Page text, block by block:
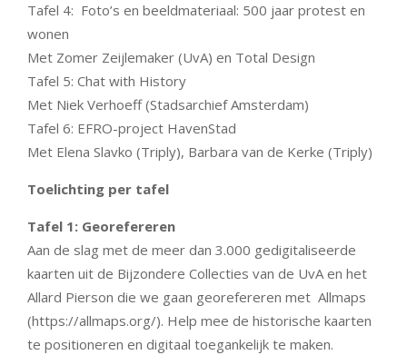
Tafel 4: Foto’s en beeldmateriaal: 500 jaar protest en
wonen
Met Zomer Zeijlemaker (UvA) en Total Design
Tafel 5: Chat with History
Met Niek Verhoeff (Stadsarchief Amsterdam)
Tafel 6: EFRO-project HavenStad
Met Elena Slavko (Triply), Barbara van de Kerke (Triply)
Toelichting per tafel
Tafel 1: Georefereren
Aan de slag met de meer dan 3.000 gedigitaliseerde
kaarten uit de Bijzondere Collecties van de UvA en het
Allard Pierson die we gaan georefereren met Allmaps
(https://allmaps.org/). Help mee de historische kaarten
te positioneren en digitaal toegankelijk te maken.